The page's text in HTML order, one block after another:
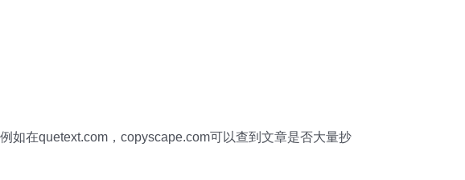
如在quetext.com，copyscape.com可以查到文章是否大量抄